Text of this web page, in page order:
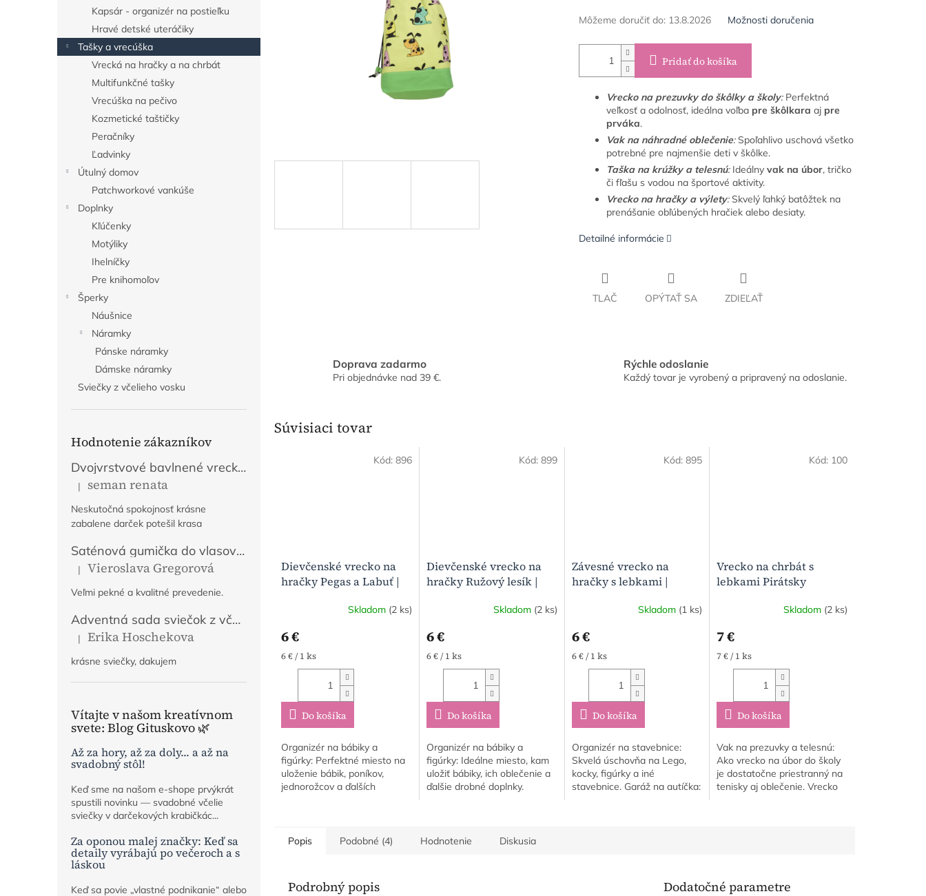
Kapsár - organizér na postieľku
Hravé detské uteráčiky
Tašky a vrecúška
Vrecká na hračky a na chrbát
Multifunkčné tašky
Vrecúška na pečivo
Kozmetické taštičky
Peračníky
Ľadvinky
Útulný domov
Patchworkové vankúše
Doplnky
Kľúčenky
Motýliky
Ihelníčky
Pre knihomoľov
Šperky
Náušnice
Náramky
Pánske náramky
Dámske náramky
Sviečky z včelieho vosku
Hodnotenie zákazníkov
Dvojvrstvové bavlnené vrecko na chlieb s výšivkou - Fialové
Hodnotenie produktu je 5 z 5 hviezdičiek.
| seman renata
Neskutočná spokojnosť krásne
zabalene darček potešil krasa
Saténová gumička do vlasov Tajomstvo jesene
Hodnotenie produktu je 5 z 5 hviezdičiek.
| Vieroslava Gregorová
Veľmi pekné a kvalitné prevedenie.
Adventná sada sviečok z včelieho vosku | Mier, Viera, Láska, Nádej | Prírodný adventný veniec
Hodnotenie produktu je 5 z 5 hviezdičiek.
| Erika Hoschekova
krásne sviečky, dakujem
Vítajte v našom kreatívnom
svete: Blog Gituskovo 🌿
Až za hory, až za doly... a až na
svadobný stôl!
Keď sme na našom e-shope prvýkrát
spustili novinku — svadobné včelie
sviečky v darčekových krabičkác...
Za oponou malej značky: Keď sa
detaily vyrábajú po večeroch a s
láskou
Keď sa povie „vlastné podnikanie“ alebo
Môžeme doručiť do: 13.8.2026 Možnosti doručenia
Pridať do košíka
Vrecko na prezuvky do škôlky a školy:Perfektná
veľkosť a odolnosť, ideálna voľba pre škôlkara aj pre
prváka.
Vak na náhradné oblečenie:Spoľahlivo uschová všetko
potrebné pre najmenšie deti v škôlke.
Taška na krúžky a telesnú:Ideálny vak na úbor, tričko
či fľašu s vodou na športové aktivity.
Vrecko na hračky a výlety:Skvelý ľahký batôžtek na
prenášanie obľúbených hračiek alebo desiaty.
Detailné informácie
TLAČ OPÝTAŤ SA ZDIEĽAŤ
Doprava zadarmo
Pri objednávke nad 39 €.
Rýchle odoslanie
Každý tovar je vyrobený a pripravený na odoslanie.
Súvisiaci tovar
Dievčenské vrecko na
hračky Pegas a Labuť |
Skladom (2 ks)
6 €
Jednotková
cena:
6 € / 1 ks
Do košíka
Organizér na bábiky a
figúrky: Perfektné miesto na
uloženie bábik, poníkov,
jednorožcov a ďalších
Kód: 896
Dievčenské vrecko na
hračky Ružový lesík |
Skladom (2 ks)
6 €
Jednotková
cena:
6 € / 1 ks
Do košíka
Organizér na bábiky a
figúrky: Ideálne miesto, kam
uložiť bábiky, ich oblečenie a
ďalšie drobné doplnky.
Kód: 899
Závesné vrecko na
hračky s lebkami |
Skladom (1 ks)
6 €
Jednotková
cena:
6 € / 1 ks
Do košíka
Organizér na stavebnice:
Skvelá úschovňa na Lego,
kocky, figúrky a iné
stavebnice. Garáž na autíčka:
Kód:895
Vrecko na chrbát s
lebkami Pirátsky
prezuvky a telesnú
Skladom (2 ks)
7 €
Jednotková
cena:
7 € / 1 ks
Do košíka
Vak na prezuvky a telesnú:
Ako vrecko na úbor do školy
je dostatočne priestranný na
tenisky aj oblečenie. Vrecko
Kód: 100
Popis Podobné (4) Hodnotenie Diskusia
Podrobný popis Dodatočné parametre